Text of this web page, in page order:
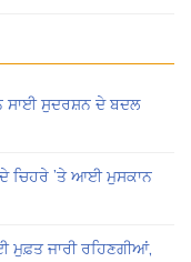
ਸਾਈ ਸੁਦਰਸ਼ਨ ਦੇ ਬਦਲ
ਚਿਹਰੇ ’ਤੇ ਆਈ ਮੁਸਕਾਨ
ਮੁਫ਼ਤ ਜਾਰੀ ਰਹਿਣਗੀਆਂ,